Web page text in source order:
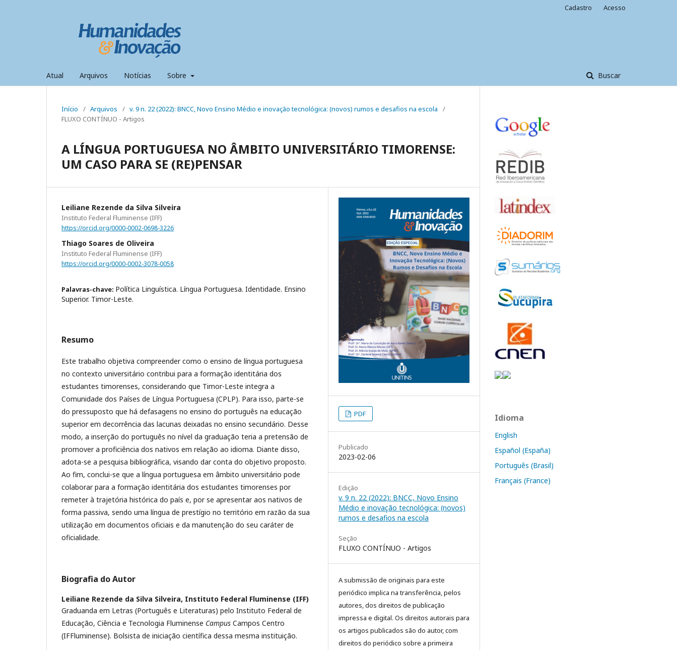
Atual Arquivos Notícias Sobre Buscar
Cadastro Acesso
Início / Arquivos / v. 9 n. 22 (2022): BNCC, Novo Ensino Médio e inovação tecnológica: (novos) rumos e desafios na escola
/
FLUXO CONTÍNUO - Artigos
A LÍNGUA PORTUGUESA NO ÂMBITO UNIVERSITÁRIO TIMORENSE:
UM CASO PARA SE (RE)PENSAR
Leiliane Rezende da Silva Silveira
Instituto Federal Fluminense (IFF)
https://orcid.org/0000-0002-0698-3226
Thiago Soares de Oliveira
Instituto Federal Fluminense (IFF)
https://orcid.org/0000-0002-3078-0058
Palavras-chave: Política Linguística. Língua Portuguesa. Identidade. Ensino
Superior. Timor-Leste.
Resumo
Este trabalho objetiva compreender como o ensino de língua portuguesa
no contexto universitário contribui para a formação identitária dos
estudantes timorenses, considerando que Timor-Leste integra a
Comunidade dos Países de Língua Portuguesa (CPLP). Para isso, parte-se
do pressuposto que há defasagens no ensino do português na educação
superior em decorrência das lacunas deixadas no ensino secundário. Desse
modo, a inserção do português no nível da graduação teria a pretensão de
promover a proficiência dos nativos em relação ao idioma. Diante disso,
adota-se a pesquisa bibliográfica, visando dar conta do objetivo proposto.
Ao fim, conclui-se que a língua portuguesa em âmbito universitário pode
colaborar para a formação identitária dos estudantes timorenses por
remeter à trajetória histórica do país e, por se apresentar aos nativos de
forma passiva, sendo uma língua de prestígio no território em razão da sua
utilização em documentos oficiais e da manutenção do seu caráter de
oficialidade.
Biografia do Autor
Leiliane Rezende da Silva Silveira, Instituto Federal Fluminense (IFF)
Graduanda em Letras (Português e Literaturas) pelo Instituto Federal de
Educação, Ciência e Tecnologia Fluminense Campus Campos Centro
(IFFluminense). Bolsista de iniciação científica dessa mesma instituição.
PDF
Publicado
2023-02-06
Edição
v. 9 n. 22 (2022): BNCC, Novo Ensino
Médio e inovação tecnológica: (novos)
rumos e desafios na escola
Seção
FLUXO CONTÍNUO - Artigos
A submissão de originais para este
periódico implica na transferência, pelos
autores, dos direitos de publicação
impressa e digital. Os direitos autorais para
os artigos publicados são do autor, com
direitos do periódico sobre a primeira
Idioma
English
Español (España)
Português (Brasil)
Français (France)